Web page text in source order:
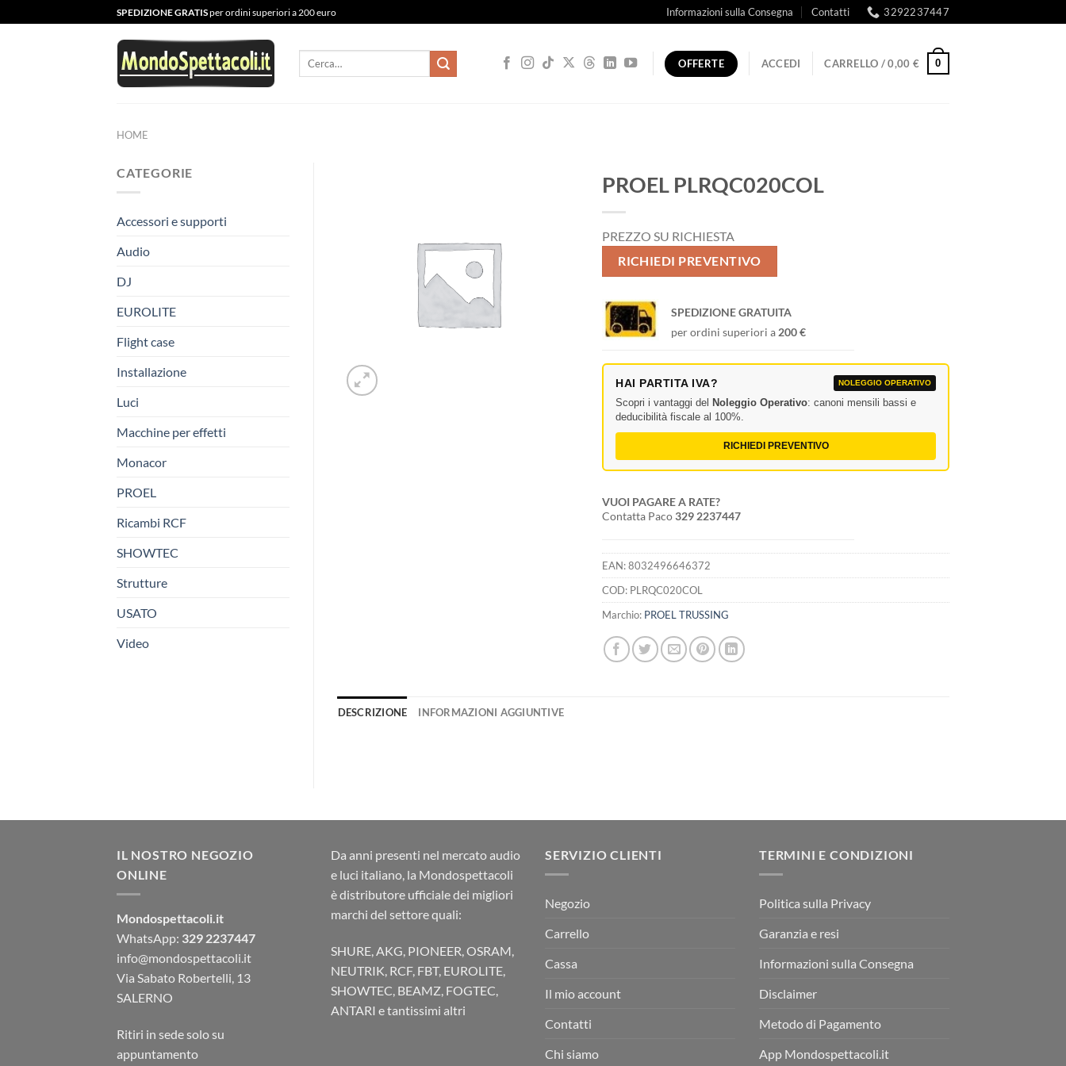
ai
SPEDIZIONE GRATISper ordini superiori a 200 euro Informazioni sulla Consegna Contatti 3292237447
Cerca: OFFERTE ACCEDI CARRELLO /0,00 € 0
HOME
CATEGORIE
Accessori e supporti
Audio
DJ
EUROLITE
Flight case
Installazione
Luci
Macchine per effetti
Monacor
PROEL
Ricambi RCF
SHOWTEC
Strutture
USATO
Video
PROEL PLRQC020COL
PREZZO SU RICHIESTA
RICHIEDI PREVENTIVO
SPEDIZIONE GRATUITA
per ordini superiori a 200 €
HAI PARTITA IVA? NOLEGGIO OPERATIVO
Scopri i vantaggi del Noleggio Operativo: canoni mensili bassi e
deducibilità fiscale al 100%.
RICHIEDI PREVENTIVO
VUOI PAGARE A RATE?
Contatta Paco329 2237447
EAN:8032496646372
COD: PLRQC020COL
Marchio: PROEL TRUSSING
DESCRIZIONE INFORMAZIONI AGGIUNTIVE
IL NOSTRO NEGOZIO
ONLINE
Mondospettacoli.it
WhatsApp: 329 2237447
info@mondospettacoli.it
Via Sabato Robertelli, 13
SALERNO
Ritiri in sede solo su
appuntamento
Da anni presenti nel mercato audio
e luci italiano, la Mondospettacoli
è distributore ufficiale dei migliori
marchi del settore quali:
SHURE, AKG, PIONEER, OSRAM,
NEUTRIK, RCF, FBT, EUROLITE,
SHOWTEC, BEAMZ, FOGTEC,
ANTARI e tantissimi altri
SERVIZIO CLIENTI
Negozio
Carrello
Cassa
Il mio account
Contatti
Chi siamo
TERMINI E CONDIZIONI
Politica sulla Privacy
Garanzia e resi
Informazioni sulla Consegna
Disclaimer
Metodo di Pagamento
App Mondospettacoli.it